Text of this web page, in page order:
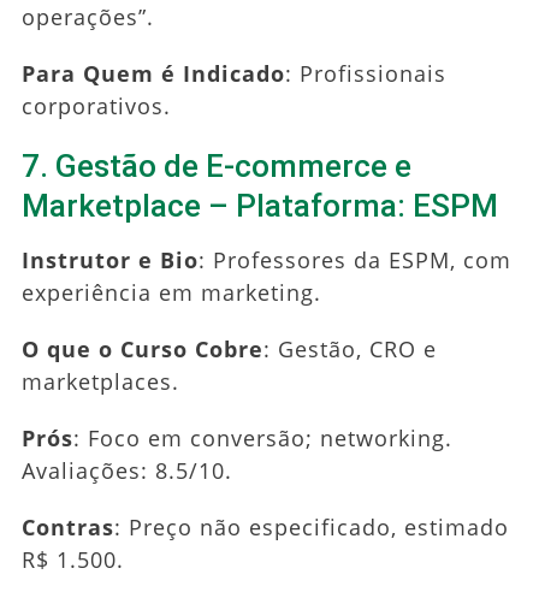
operações”.
Para Quem é Indicado: Profissionais
corporativos.
7. Gestão de E-commerce e
Marketplace – Plataforma: ESPM
Instrutor e Bio: Professores da ESPM, com
experiência em marketing.
O que o Curso Cobre: Gestão, CRO e
marketplaces.
Prós: Foco em conversão; networking.
Avaliações: 8.5/10.
Contras: Preço não especificado, estimado
R$ 1.500.